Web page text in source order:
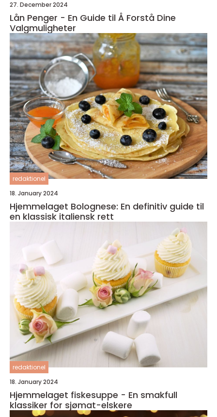
27. December 2024
Lån Penger - En Guide til Å Forstå Dine
Valgmuligheter
redaktionel
18. January 2024
Hjemmelaget Bolognese: En definitiv guide til
en klassisk italiensk rett
redaktionel
18. January 2024
Hjemmelaget fiskesuppe - En smakfull
klassiker for sjømat-elskere